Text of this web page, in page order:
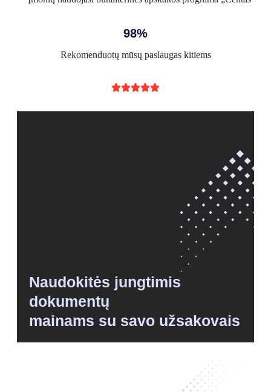
98%
Rekomenduotų mūsų paslaugas kitiems

Naudokitės jungtimis
dokumentų
mainams su savo užsakovais